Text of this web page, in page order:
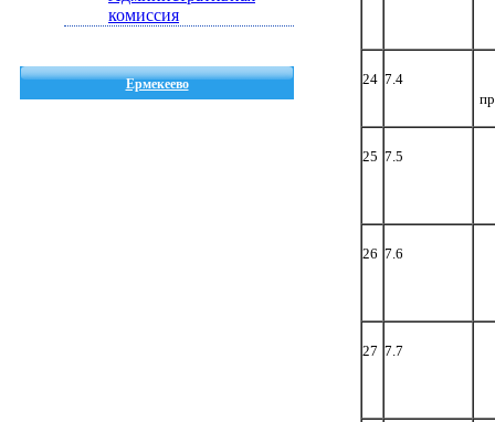
комиссия
Ермекеево 24 7.4
25 7.5
26 7.6
27 7.7